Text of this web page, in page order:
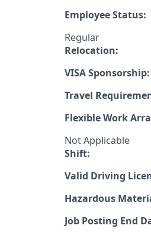
Employee Status:
Regular
Relocation:
VISA Sponsorship:
Travel
Flexible Work
Not Applicable
Shift:
Valid Driving
Hazardous
Job Posting End